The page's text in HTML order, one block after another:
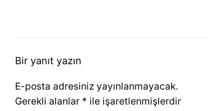
Bir yanıt yazın
E-posta adresiniz yayınlanmayacak.
Gerekli alanlar * ile işaretlenmişlerdir